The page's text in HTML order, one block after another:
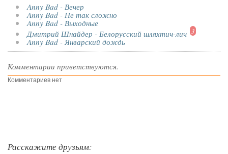
Anny Bad - Вечер
Anny Bad - Не так сложно
Anny Bad - Выходные
Дмитрий Шнайдер - Белорусский шляхтич-лич
3
Anny Bad - Январский дождь
Комментарии приветствуются.
Комментариев нет
Расскажите друзьям: